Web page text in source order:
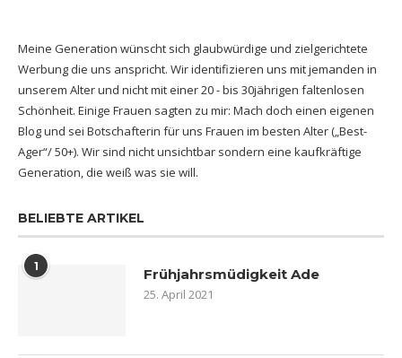
Meine Generation wünscht sich glaubwürdige und zielgerichtete
Werbung die uns anspricht. Wir identifizieren uns mit jemanden in
unserem Alter und nicht mit einer 20 - bis 30jährigen faltenlosen
Schönheit. Einige Frauen sagten zu mir: Mach doch einen eigenen
Blog und sei Botschafterin für uns Frauen im besten Alter („Best-
Ager“/ 50+). Wir sind nicht unsichtbar sondern eine kaufkräftige
Generation, die weiß was sie will.
BELIEBTE ARTIKEL
1 Frühjahrsmüdigkeit Ade
25. April 2021